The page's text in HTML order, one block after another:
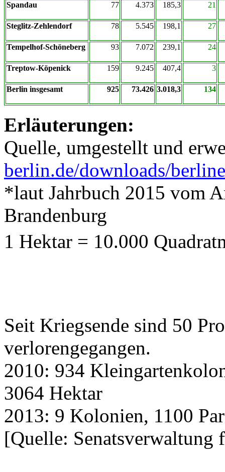
Spandau 77 4.373 185,3 21
Steglitz-Zehlendorf 78 5.545 198,1 27
Tempelhof-Schöneberg 93 7.072 239,1 24
Treptow-Köpenick 159 9.245 407,4 3
Berlin insgesamt 925 73.426 3.018,3 134
Erläuterungen:
Quelle, umgestellt und
berlin.de/downloads/
*laut Jahrbuch 2015 vom
Brandenburg
1 Hektar = 10.000
Seit Kriegsende sind 50
verlorengegangen.
2010: 934
3064 Hektar
2013: 9 Kolonien, 1100
[Quelle: